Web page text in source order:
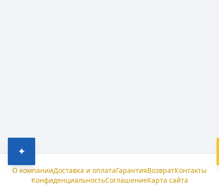
✦
О компанииДоставка и оплатаГарантияВозвратКонтакты
КонфиденциальностьСоглашениеКарта сайта